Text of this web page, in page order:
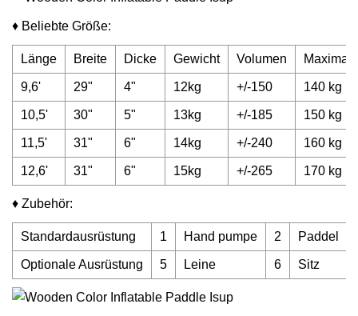
♦ Beliebte Größe:
Länge Breite Dicke Gewicht Volumen
9,6' 29" 4" 12kg +/-150 140 kg
10,5' 30" 5" 13kg +/-185 150 kg
11,5' 31" 6" 14kg +/-240 160 kg
12,6' 31" 6" 15kg +/-265 170 kg
♦ Zubehör:
Standardausrüstung 1 Hand pumpe 2 Paddel
Optionale Ausrüstung 5 Leine 6 Sitz